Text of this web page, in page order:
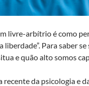
livre-arbítrio é como
Para saber
e quão alto somos
da psicologia e